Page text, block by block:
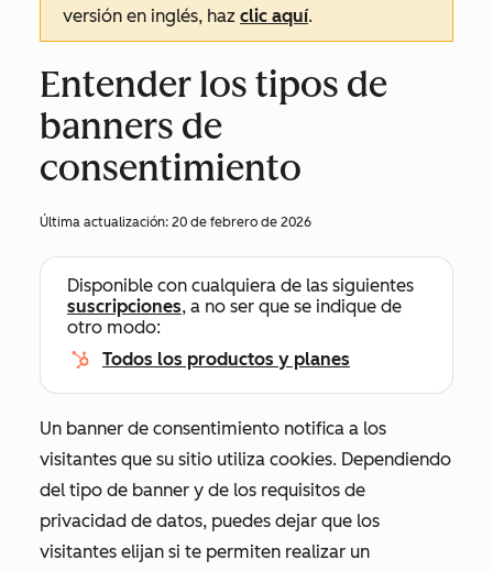
versión en inglés, haz clic aquí.
Entender los tipos de
banners de
consentimiento
Última actualización: 20 de febrero de 2026
Disponible con cualquiera de las siguientes
suscripciones, a no ser que se indique de
otro modo:
Todos los productos y planes
Un banner de consentimiento notifica a los
visitantes que su sitio utiliza cookies. Dependiendo
del tipo de banner y de los requisitos de
privacidad de datos, puedes dejar que los
visitantes elijan si te permiten realizar un